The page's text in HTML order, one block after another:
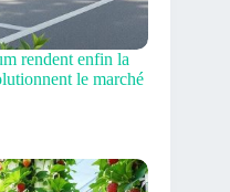
rendent enfin la
le marché